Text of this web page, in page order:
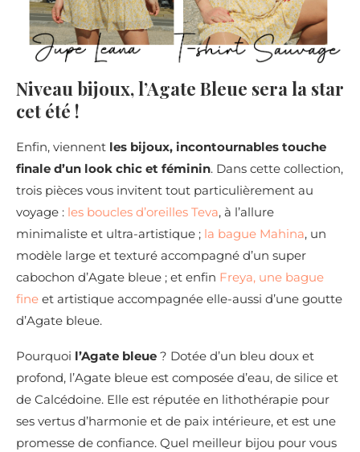
Niveau bijoux, l’Agate Bleue sera la star
cet été !
Enfin, viennent les bijoux, incontournables touche
finale d’un look chic et féminin. Dans cette collection,
trois pièces vous invitent tout particulièrement au
voyage : les boucles d’oreilles Teva, à l’allure
minimaliste et ultra-artistique ; la bague Mahina, un
modèle large et texturé accompagné d’un super
cabochon d’Agate bleue ; et enfin Freya, une bague
fine et artistique accompagnée elle-aussi d’une goutte
d’Agate bleue.
Pourquoi l’Agate bleue ? Dotée d’un bleu doux et
profond, l’Agate bleue est composée d’eau, de silice et
de Calcédoine. Elle est réputée en lithothérapie pour
ses vertus d’harmonie et de paix intérieure, et est une
promesse de confiance. Quel meilleur bijou pour vous